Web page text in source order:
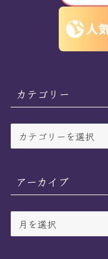
カテゴリー
テ
ー
アーカイブ
ー